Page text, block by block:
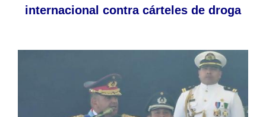
internacional contra cárteles de droga